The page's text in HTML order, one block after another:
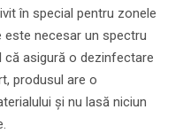
în special pentru zonele
este necesar un spectru
că asigură o dezinfectare
produsul are o
și nu lasă niciun